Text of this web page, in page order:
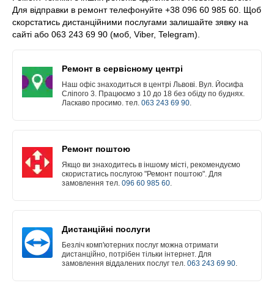
Для відправки в ремонт телефонуйте +38 096 60 985 60. Щоб
скорстатись дистанційними послугами залишайте зявку на
сайті або 063 243 69 90 (моб, Viber, Telegram).
Ремонт в сервісному центрі
Наш офіс знаходиться в центрі Львові. Вул. Йосифа
Сліпого 3. Працюємо з 10 до 18 без обіду по буднях.
Ласкаво просимо. тел. 063 243 69 90.
Ремонт поштою
Якщо ви знаходитесь в іншому місті, рекомендуємо
скористатись послугою "Ремонт поштою". Для
замовлення тел. 096 60 985 60.
Дистанційні послуги
Безліч комп'ютерних послуг можна отримати
дистанційно, потрібен тільки інтернет. Для
замовлення віддалених послуг тел. 063 243 69 90.